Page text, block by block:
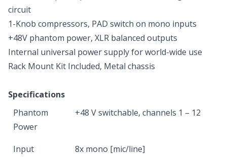
circuit
1-Knob compressors, PAD switch on mono inputs
+48V phantom power, XLR balanced outputs
Internal universal power supply for world-wide use
Rack Mount Kit Included, Metal chassis
Specifications
Phantom
Power
+48 V switchable, channels 1 – 12
Input
8x mono [mic/line]